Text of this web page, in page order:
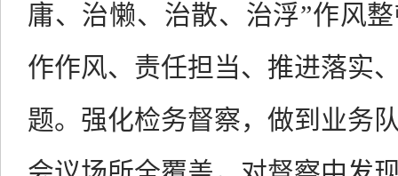
庸、治懒、治散、治浮”作风
作作风、责任担当、推进落实
题。强化检务督察，做到业务